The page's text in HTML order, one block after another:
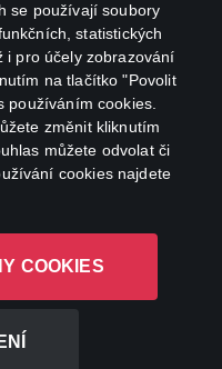
se používají soubory
statistických
i pro účely zobrazování
na tlačítko "Povolit
používáním cookies.
změnit kliknutím
můžete odvolat či
cookies najdete
COOKIES